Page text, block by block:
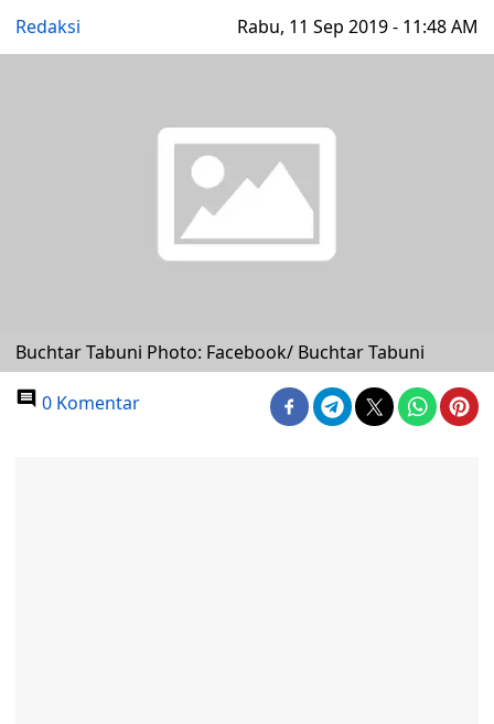
Redaksi Rabu, 11 Sep 2019 - 11:48 AM
Buchtar Tabuni Photo: Facebook/ Buchtar Tabuni
0 Komentar